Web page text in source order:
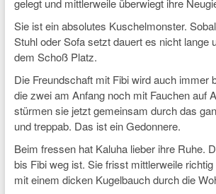
gelegt und mittlerweile überwiegt ihre
Sie ist ein absolutes Kuschelmonster.
Stuhl oder Sofa setzt dauert es nicht lange
dem Schoß Platz.
Die Freundschaft mit Fibi wird auch immer
die zwei am Anfang noch mit Fauchen auf
stürmen sie jetzt gemeinsam durch das
und treppab. Das ist ein Gedonnere.
Beim fressen hat Kaluha lieber ihre Ruhe.
bis Fibi weg ist. Sie frisst mittlerweile
mit einem dicken Kugelbauch durch die